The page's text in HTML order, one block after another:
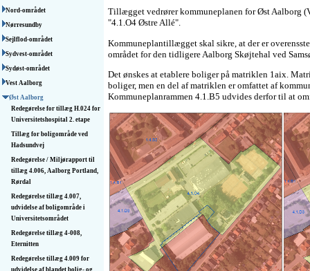
Nord-området
Nørresundby
Sejlflod-området
Sydvest-området
Sydøst-området
Vest Aalborg
Øst Aalborg
Redegørelse for tillæg H.024 for
Universitetshospital 2. etape
Tillæg for boligområde ved
Hadsundvej
Redegørelse / Miljørapport til
tillæg 4.006, Aalborg Portland,
Rørdal
Redegørelse tillæg 4.007,
udvidelse af boligområde i
Universitetsområdet
Redegørelse tillæg 4-008,
Eternitten
Redegørelse tillæg 4.009 for
udvidelse af blandet bolig- og
Tillægget vedrører kommuneplanen for Øst Aalborg
"4.1.O4 Østre Allé".
Kommuneplantillægget skal sikre, at der er
området for den tidligere Aalborg Skøjtehal ved
Det ønskes at etablere boliger på matriklen 1aix.
boliger, men en del af matriklen er omfattet af
Kommuneplanrammen 4.1.B5 udvides derfor til at